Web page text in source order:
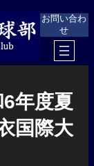
お問い合わ
せ
6年度夏
国際大